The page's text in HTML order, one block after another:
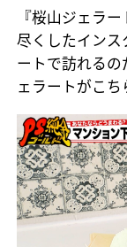
『桜山ジェラ
尽くしたインス
ートで訪れる
ェラートがこち